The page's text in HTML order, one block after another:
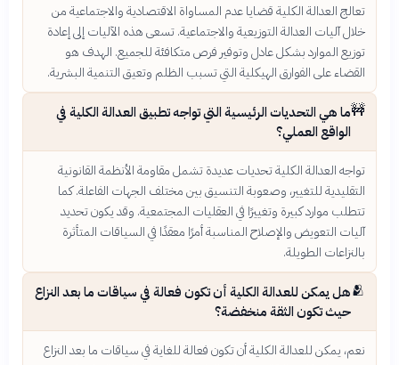
تعالج العدالة الكلية قضايا عدم المساواة الاقتصادية والاجتماعية من
خلال آليات العدالة التوزيعية والاجتماعية. تسعى هذه الآليات إلى إعادة
توزيع الموارد بشكل عادل وتوفير فرص متكافئة للجميع. الهدف هو
القضاء على الفوارق الهيكلية التي تسبب الظلم وتعيق التنمية البشرية.
🚧ما هي التحديات الرئيسية التي تواجه تطبيق العدالة الكلية في
الواقع العملي؟
تواجه العدالة الكلية تحديات عديدة تشمل مقاومة الأنظمة القانونية
التقليدية للتغيير، وصعوبة التنسيق بين مختلف الجهات الفاعلة. كما
تتطلب موارد كبيرة وتغييرًا في العقليات المجتمعية. وقد يكون تحديد
آليات التعويض والإصلاح المناسبة أمرًا معقدًا في السياقات المتأثرة
بالنزاعات الطويلة.
🫂هل يمكن للعدالة الكلية أن تكون فعالة في سياقات ما بعد النزاع
حيث تكون الثقة منخفضة؟
نعم، يمكن للعدالة الكلية أن تكون فعالة للغاية في سياقات ما بعد النزاع